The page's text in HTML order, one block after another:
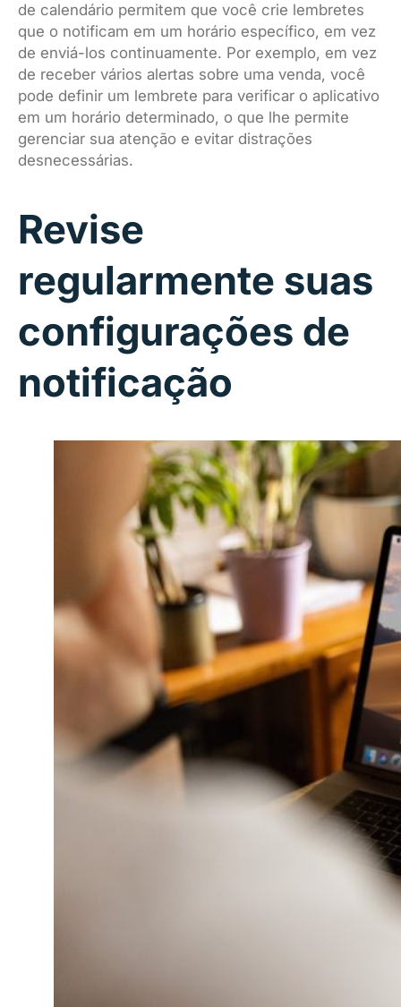
de calendário permitem que você crie lembretes
que o notificam em um horário específico, em vez
de enviá-los continuamente. Por exemplo, em vez
de receber vários alertas sobre uma venda, você
pode definir um lembrete para verificar o aplicativo
em um horário determinado, o que lhe permite
gerenciar sua atenção e evitar distrações
desnecessárias.
Revise
regularmente suas
configurações de
notificação